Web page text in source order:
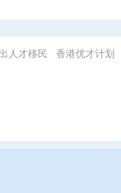
人才移民 香港优才计划